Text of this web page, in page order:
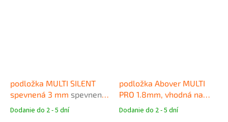
podložka MULTI SILENT
spevnená 3 mm spevnená
podložka pod plávajúce
Priemerné
Dodanie do 2 - 5 dní
podložka Abover MULTI
PRO 1.8mm, vhodná na
podlahové vykurovanie
Priemerné
Dodanie do 2 - 5 dní